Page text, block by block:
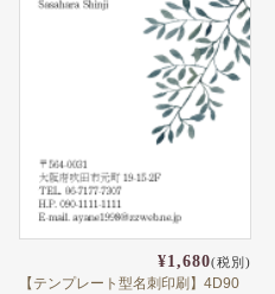
¥1,680(税別)
【テンプレート型名刺印刷】4D90